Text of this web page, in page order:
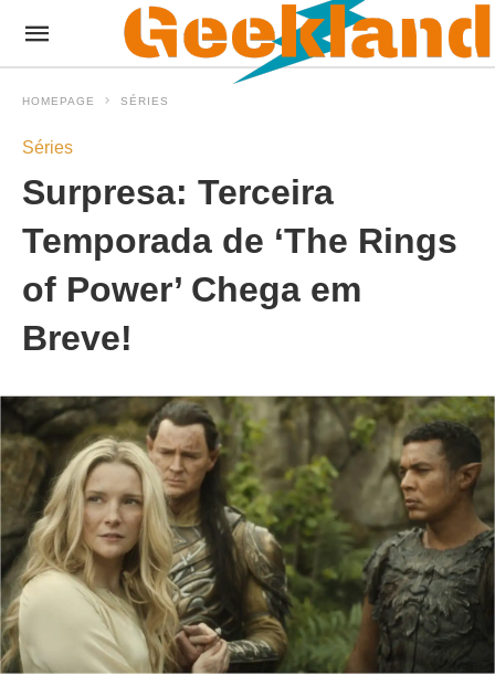
HOMEPAGE SÉRIES
Séries
Surpresa: Terceira
Temporada de ‘The Rings
of Power’ Chega em
Breve!